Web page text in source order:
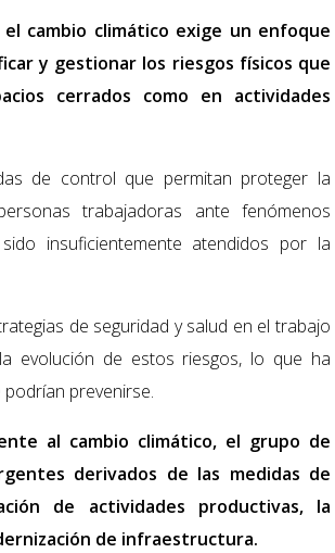
cambio climático exige un enfoque
y gestionar los riesgos físicos que
cerrados como en actividades
de control que permitan proteger la
trabajadoras ante fenómenos
insuficientemente atendidos por la
de seguridad y salud en el trabajo
evolución de estos riesgos, lo que ha
prevenirse.
al cambio climático, el grupo de
derivados de las medidas de
de actividades productivas, la
de infraestructura.